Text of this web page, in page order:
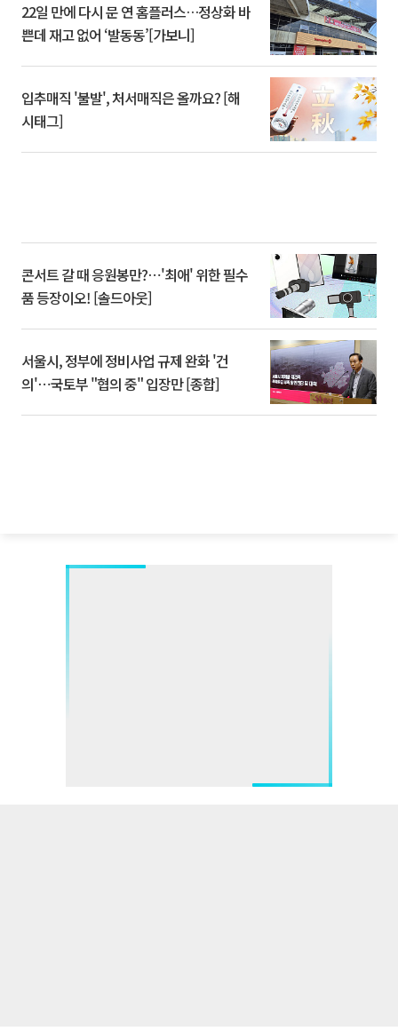
22일 만에 다시 문 연 홈플러스…정상화 바
쁜데 재고 없어 ‘발동동’[가보니]
입추매직 '불발', 처서매직은 올까요? [해
시태그]
콘서트 갈 때 응원봉만?⋯'최애' 위한 필수
품 등장이오! [솔드아웃]
서울시, 정부에 정비사업 규제 완화 '건
의'⋯국토부 "협의 중" 입장만 [종합]